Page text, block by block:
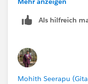
>> click save and
https://
community/feed/
Als hilfreich
Mohith Seerapu